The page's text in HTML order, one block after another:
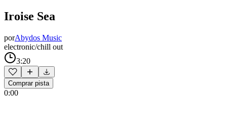
Iroise Sea
porAbydos Music
electronic/chill out
3:20
Comprar pista
0:00